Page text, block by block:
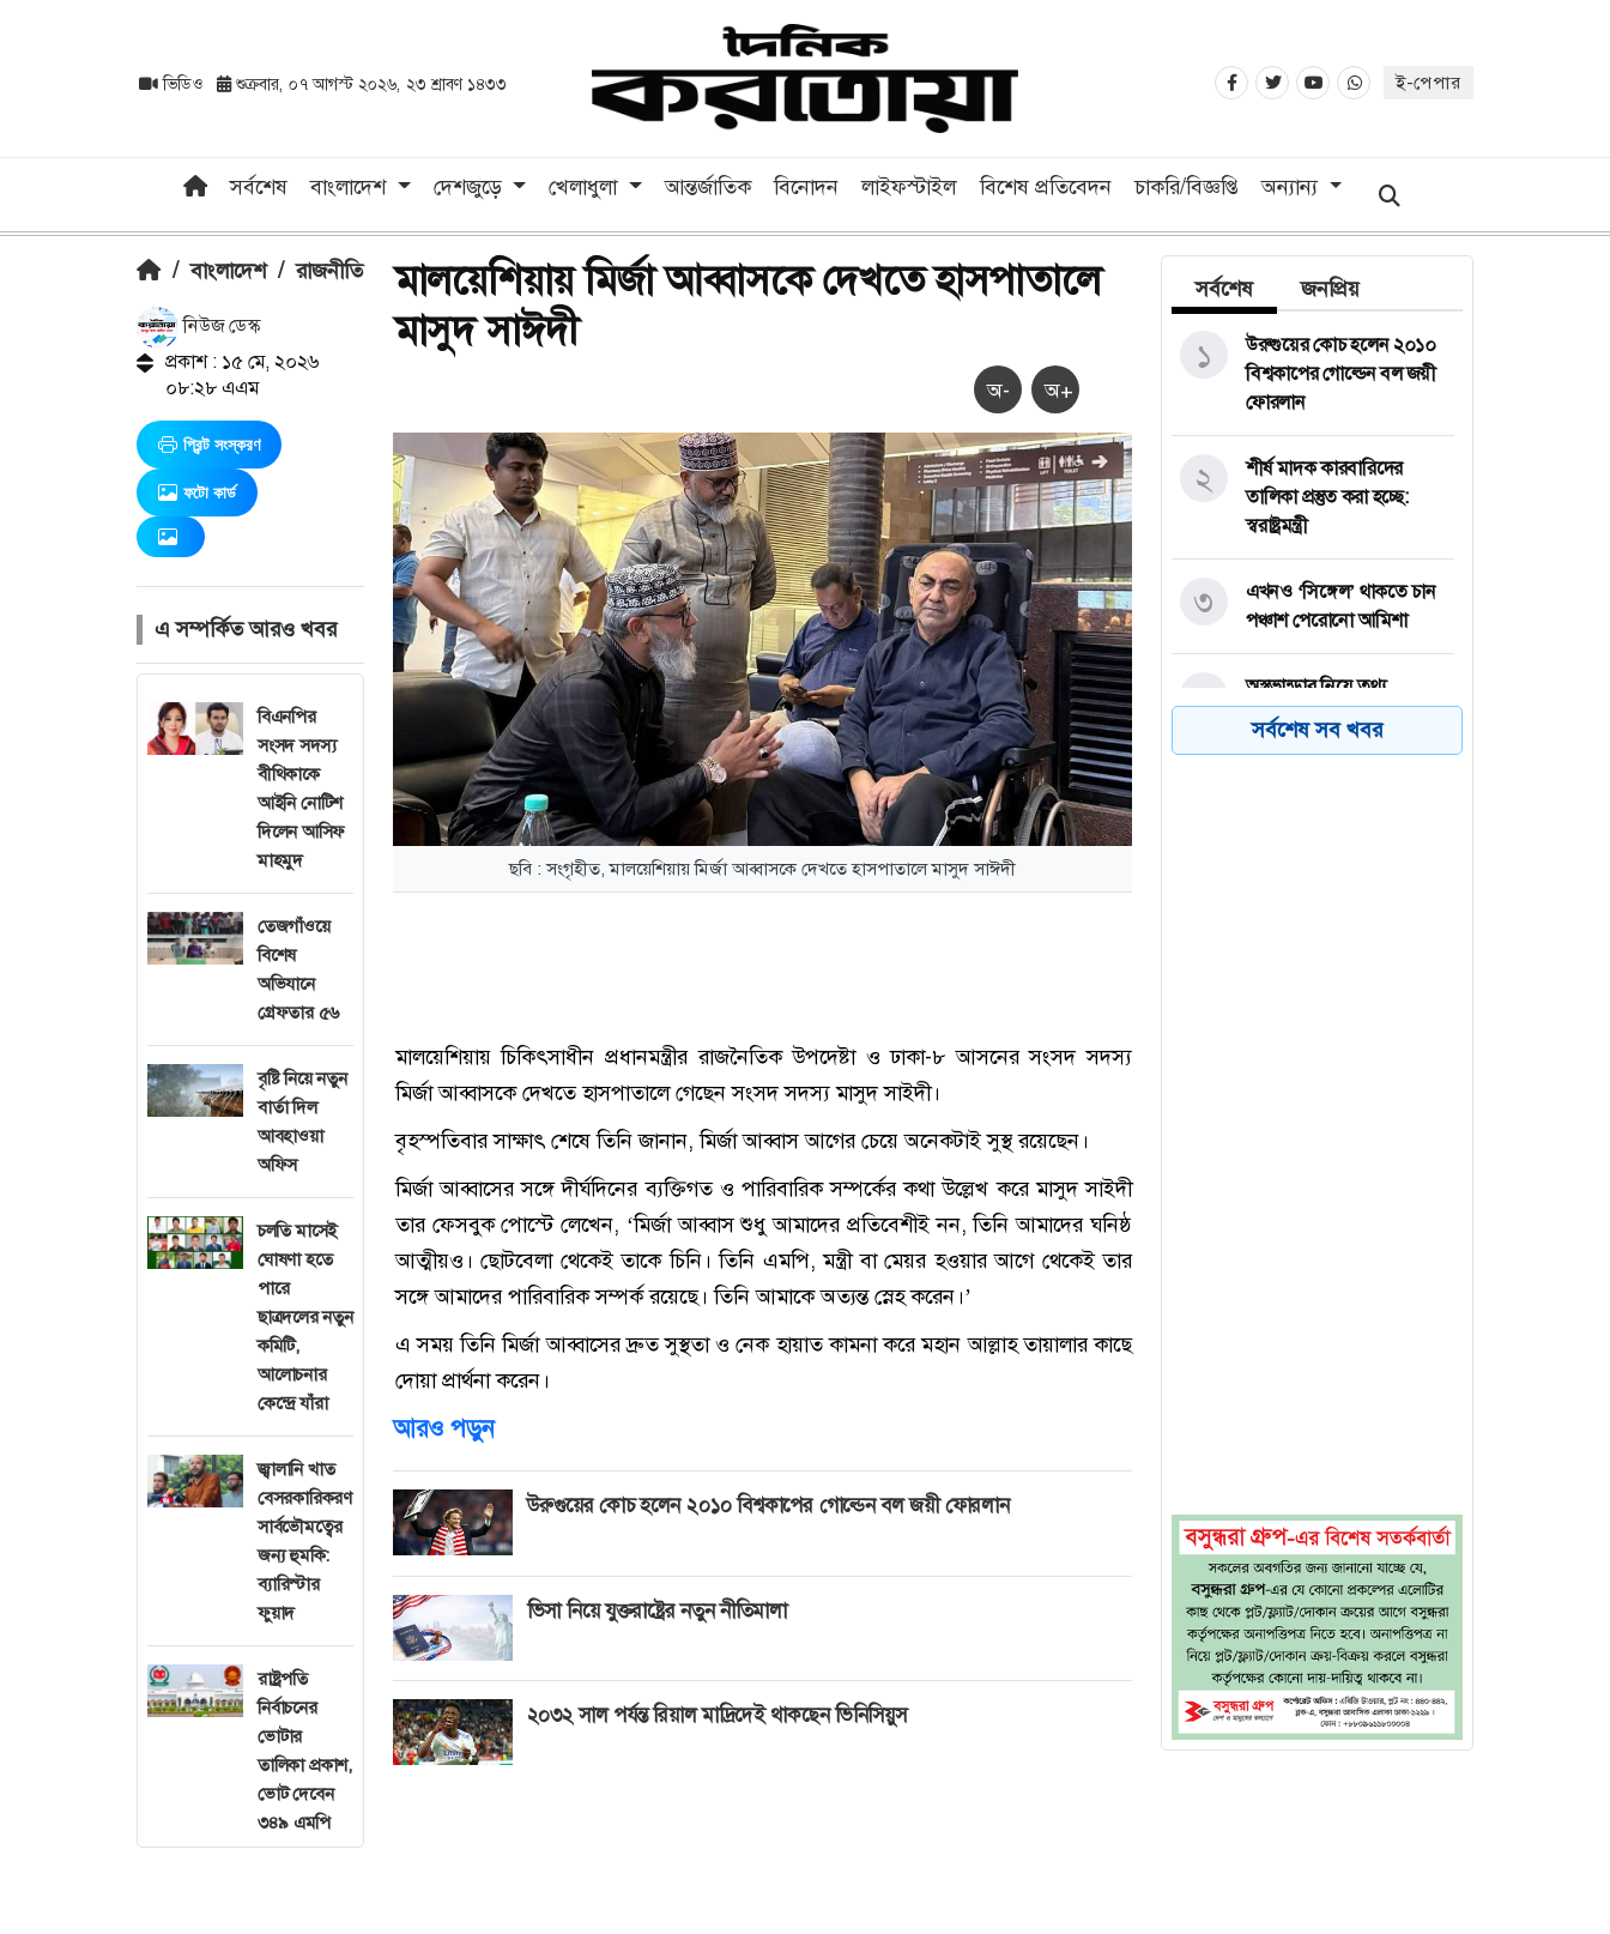
ভিডিও শুক্রবার, ০৭ আগস্ট ২০২৬, ২৩ শ্রাবণ ১৪৩৩ ই-পেপার
সর্বশেষ বাংলাদেশ দেশজুড়ে খেলাধুলা আন্তর্জাতিক বিনোদন লাইফস্টাইল বিশেষ প্রতিবেদন চাকরি/বিজ্ঞপ্তি অন্যান্য
/ বাংলাদেশ / রাজনীতি
নিউজ ডেস্ক
প্রকাশ : ১৫ মে, ২০২৬
০৮:২৮ এএম
প্রিন্ট সংস্করণ
ফটো কার্ড
এ সম্পর্কিত আরও খবর
বিএনপির
সংসদ সদস্য
বীথিকাকে
আইনি নোটিশ
দিলেন আসিফ
মাহমুদ
তেজগাঁওয়ে
বিশেষ
অভিযানে
গ্রেফতার ৫৬
বৃষ্টি নিয়ে নতুন
বার্তা দিল
আবহাওয়া
অফিস
চলতি মাসেই
ঘোষণা হতে
পারে
ছাত্রদলের নতুন
কমিটি,
আলোচনার
কেন্দ্রে যাঁরা
জ্বালানি খাত
বেসরকারিকরণ
সার্বভৌমত্বের
জন্য হুমকি:
ব্যারিস্টার
ফুয়াদ
রাষ্ট্রপতি
নির্বাচনের
ভোটার
তালিকা প্রকাশ,
ভোট দেবেন
৩৪৯ এমপি
মালয়েশিয়ায় মির্জা আব্বাসকে দেখতে হাসপাতালে
মাসুদ সাঈদী
অ- অ+
ছবি : সংগৃহীত, মালয়েশিয়ায় মির্জা আব্বাসকে দেখতে হাসপাতালে মাসুদ সাঈদী
মালয়েশিয়ায় চিকিৎসাধীন প্রধানমন্ত্রীর রাজনৈতিক উপদেষ্টা ও ঢাকা-৮ আসনের সংসদ সদস্য
মির্জা আব্বাসকে দেখতে হাসপাতালে গেছেন সংসদ সদস্য মাসুদ সাইদী।
বৃহস্পতিবার সাক্ষাৎ শেষে তিনি জানান, মির্জা আব্বাস আগের চেয়ে অনেকটাই সুস্থ রয়েছেন।
মির্জা আব্বাসের সঙ্গে দীর্ঘদিনের ব্যক্তিগত ও পারিবারিক সম্পর্কের কথা উল্লেখ করে মাসুদ সাইদী
তার ফেসবুক পোস্টে লেখেন, ‘মির্জা আব্বাস শুধু আমাদের প্রতিবেশীই নন, তিনি আমাদের ঘনিষ্ঠ
আত্মীয়ও। ছোটবেলা থেকেই তাকে চিনি। তিনি এমপি, মন্ত্রী বা মেয়র হওয়ার আগে থেকেই তার
সঙ্গে আমাদের পারিবারিক সম্পর্ক রয়েছে। তিনি আমাকে অত্যন্ত স্নেহ করেন।’
এ সময় তিনি মির্জা আব্বাসের দ্রুত সুস্থতা ও নেক হায়াত কামনা করে মহান আল্লাহ তায়ালার কাছে
দোয়া প্রার্থনা করেন।
আরও পড়ুন
উরুগুয়ের কোচ হলেন ২০১০ বিশ্বকাপের গোল্ডেন বল জয়ী ফোরলান
ভিসা নিয়ে যুক্তরাষ্ট্রের নতুন নীতিমালা
২০৩২ সাল পর্যন্ত রিয়াল মাদ্রিদেই থাকছেন ভিনিসিয়ুস
সর্বশেষ জনপ্রিয়
উরুগুয়ের কোচ হলেন ২০১০
বিশ্বকাপের গোল্ডেন বল জয়ী
ফোরলান
১
শীর্ষ মাদক কারবারিদের
তালিকা প্রস্তুত করা হচ্ছে:
স্বরাষ্ট্রমন্ত্রী
২
এখনও ‘সিঙ্গেল’ থাকতে চান
পঞ্চাশ পেরোনো আমিশা
৩
অস্ত্রভান্ডার নিয়ে তথ্য
ফাঁসকারীদের কারাদণ্ডের
হুঁশিয়ারি ট্রাম্পের
৪
সর্বশেষ সব খবর